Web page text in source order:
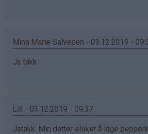
Mina Marie Salvesen - 03.12.2019 -
Ja takk
Lill - 03.12.2019 - 09:37
Jatakk. Min datter elsker å lage